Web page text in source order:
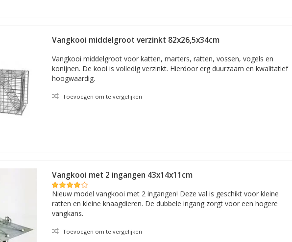
Vangkooi middelgroot verzinkt 82x26,5x34cm
Vangkooi middelgroot voor katten, marters, ratten, vossen, vogels en
konijnen. De kooi is volledig verzinkt. Hierdoor erg duurzaam en kwalitatief
hoogwaardig.
Toevoegen om te vergelijken
Vangkooi met 2 ingangen 43x14x11cm
Nieuw model vangkooi met 2 ingangen! Deze val is geschikt voor kleine
ratten en kleine knaagdieren. De dubbele ingang zorgt voor een hogere
vangkans.
Toevoegen om te vergelijken